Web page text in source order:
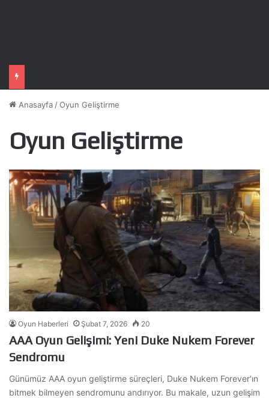
Anasayfa /Oyun Geliştirme
Oyun Geliştirme
Oyun Haberleri Şubat 7, 2026 20
AAA Oyun Gelişimi: Yeni Duke Nukem Forever
Sendromu
Günümüz AAA oyun geliştirme süreçleri, Duke Nukem Forever'ın
bitmek bilmeyen sendromunu andırıyor. Bu makale, uzun gelişim